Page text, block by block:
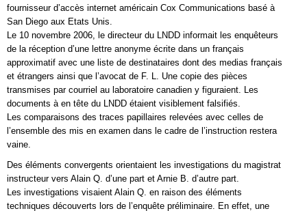
fournisseur d’accès internet américain Cox Communications basé à
San Diego aux Etats Unis.
Le 10 novembre 2006, le directeur du LNDD informait les enquêteurs
de la réception d’une lettre anonyme écrite dans un français
approximatif avec une liste de destinataires dont des medias français
et étrangers ainsi que l’avocat de F. L. Une copie des pièces
transmises par courriel au laboratoire canadien y figuraient. Les
documents à en tête du LNDD étaient visiblement falsifiés.
Les comparaisons des traces papillaires relevées avec celles de
l’ensemble des mis en examen dans le cadre de l’instruction restera
vaine.
Des éléments convergents orientaient les investigations du magistrat
instructeur vers Alain Q. d’une part et Arnie B. d’autre part.
Les investigations visaient Alain Q. en raison des éléments
techniques découverts lors de l’enquête préliminaire. En effet, une